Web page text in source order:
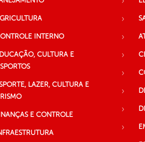
INTERNO
CULTURA E
LAZER, CULTURA E
E CONTROLE